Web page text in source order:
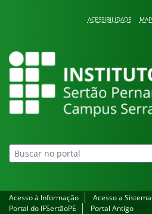
ACESSIBILIDADE
Campus
Acesso à Informação Acesso a
Portal do IFSertãoPE
Portal Antigo